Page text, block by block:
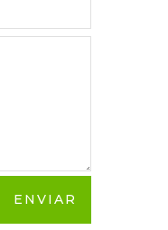
ENVIAR